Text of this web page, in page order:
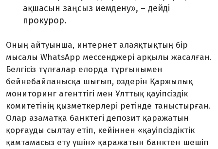
ақшасын заңсыз иемдену», – дейді
прокурор.
Оның айтуынша, интернет алаяқтықтың бір
мысалы WhatsApp мессенджері арқылы жасалған.
Белгісіз тұлғалар елорда тұрғынымен
бейнебайланысқа шығып, өздерін Қаржылық
мониторинг агенттігі мен Ұлттық қауіпсіздік
комитетінің қызметкерлері ретінде таныстырған.
Олар азаматқа банктегі депозит қаражатын
қорғауды сылтау етіп, кейіннен «қауіпсіздіктік
қамтамасыз ету үшін» қаражатын банктен шешіп